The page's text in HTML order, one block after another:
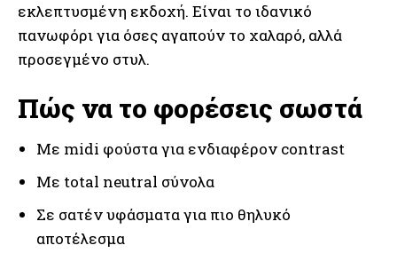
εκλεπτυσμένη εκδοχή. Είναι το ιδανικό
πανωφόρι για όσες αγαπούν το χαλαρό, αλλά
προσεγμένο στυλ.
Πώς να το φορέσεις σωστά
Με midi φούστα για ενδιαφέρον contrast
Με total neutral σύνολα
Σε σατέν υφάσματα για πιο θηλυκό
αποτέλεσμα